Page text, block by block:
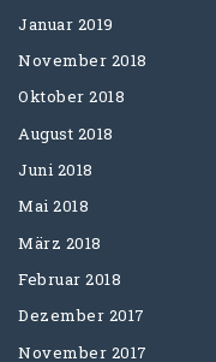
Januar 2019
November 2018
Oktober 2018
August 2018
Juni 2018
Mai 2018
März 2018
Februar 2018
Dezember 2017
November 2017